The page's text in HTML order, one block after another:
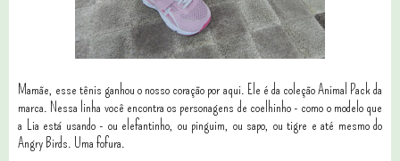
Mamãe, esse tênis ganhou o nosso coração por aqui. Ele é da coleção Animal Pack da
marca. Nessa linha você encontra os personagens de coelhinho - como o modelo que
a Lia está usando - ou elefantinho, ou pinguim, ou sapo, ou tigre e até mesmo do
Angry Birds. Uma fofura.